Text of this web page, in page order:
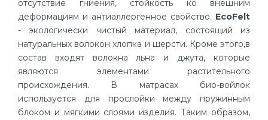
отсутствие гниения, стойкость ко внешним
деформациям и антиаллергенное свойство. EcoFelt
- экологически чистый материал, состоящий из
натуральных волокон хлопка и шерсти. Кроме этого,в
состав входят волокна льна и джута, которые
являются элементами растительного
происхождения. В матрасах био-войлок
используется для прослойки между пружинным
блоком и мягкими слоями изделия. Таким образом,